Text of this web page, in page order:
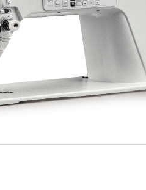
Máquina p/ Barra de
Máquina Programável
Máquina de Passante